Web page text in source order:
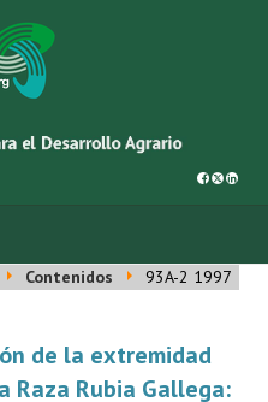
Contenidos 93A-2 1997
de la extremidad
Raza Rubia Gallega: